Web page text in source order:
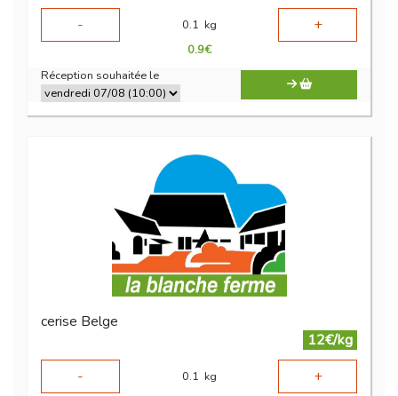
-
0.1 kg +
0.9€
Réception souhaitée le
cerise Belge
12€/kg
-
0.1 kg +